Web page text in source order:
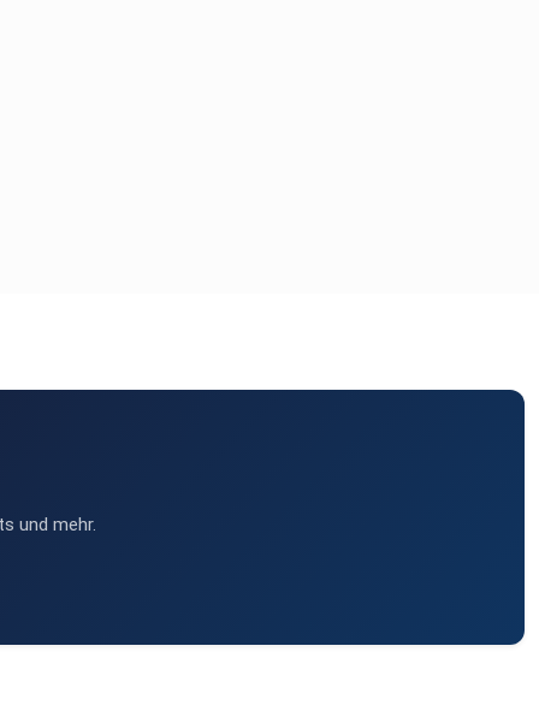
und mehr.